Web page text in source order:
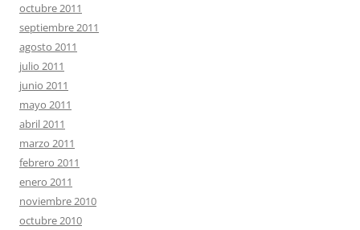
octubre 2011
septiembre 2011
agosto 2011
julio 2011
junio 2011
mayo 2011
abril 2011
marzo 2011
febrero 2011
enero 2011
noviembre 2010
octubre 2010